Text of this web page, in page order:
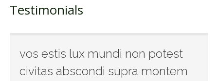
Testimonials
vos estis lux mundi non potest
civitas abscondi supra montem